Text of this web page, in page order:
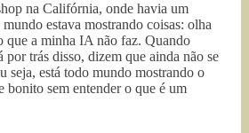
na Califórnia, onde havia um
estava mostrando coisas: olha
que a minha IA não faz. Quando
por trás disso, dizem que ainda não se
seja, está todo mundo mostrando o
bonito sem entender o que é um